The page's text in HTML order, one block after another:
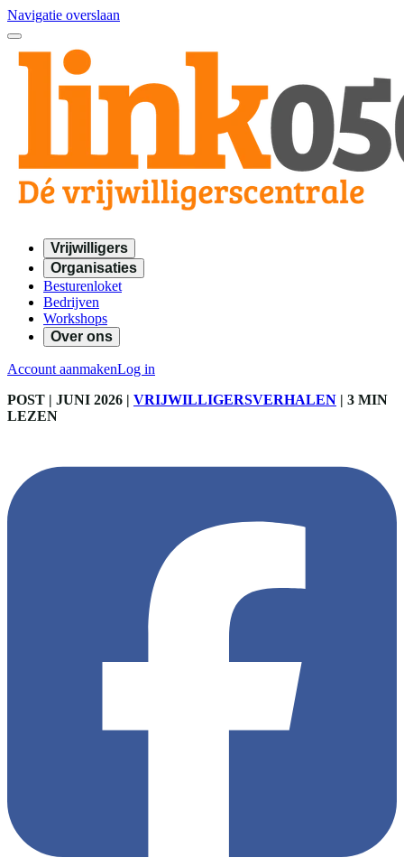
Navigatie overslaan
Vrijwilligers
Organisaties
Besturenloket
Bedrijven
Workshops
Over ons
Account aanmakenLog in
POST | JUNI 2026 | VRIJWILLIGERSVERHALEN | 3 MIN
LEZEN